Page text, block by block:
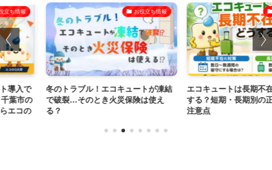
お役立ち情報
キュートが凍結
災保険は使え
お役立ち情報
エコキュートは長期不在のときどう
する？短期・長期別の正しい対策と
【ダイキンエ
2026年 最新